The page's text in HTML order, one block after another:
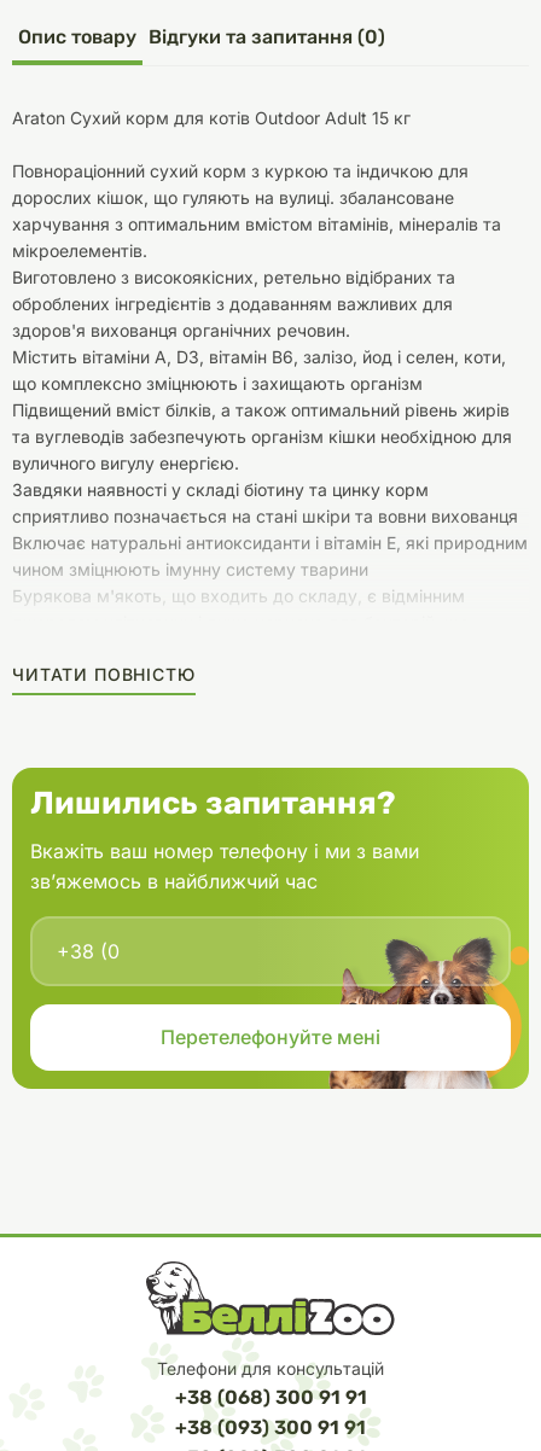
Опис товару Відгуки та запитання (0)
Araton Сухий корм для котів Outdoor Adult 15 кг
Повнораціонний сухий корм з куркою та індичкою для
дорослих кішок, що гуляють на вулиці. збалансоване
харчування з оптимальним вмістом вітамінів, мінералів та
мікроелементів.
Виготовлено з високоякісних, ретельно відібраних та
оброблених інгредієнтів з додаванням важливих для
здоров'я вихованця органічних речовин.
Містить вітаміни А, D3, вітамін B6, залізо, йод і селен, коти,
що комплексно зміцнюють і захищають організм
Підвищений вміст білків, а також оптимальний рівень жирів
та вуглеводів забезпечують організм кішки необхідною для
вуличного вигулу енергією.
Завдяки наявності у складі біотину та цинку корм
сприятливо позначається на стані шкіри та вовни вихованця
Включає натуральні антиоксиданти і вітамін Е, які природним
чином зміцнюють імунну систему тварини
Бурякова м'якоть, що входить до складу, є відмінним
ЧИТАТИ ПОВНІСТЮ
Лишились запитання?
Вкажіть ваш номер телефону і ми з вами
зв’яжемось в найближчий час
Телефони для консультацій
+38 (068) 300 91 91
+38 (093) 300 91 91